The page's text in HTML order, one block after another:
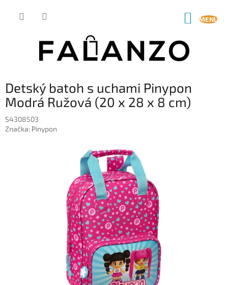
Detský batoh s uchami Pinypon
Modrá Ružová (20 x 28 x 8 cm)
S4308503
Značka: Pinypon